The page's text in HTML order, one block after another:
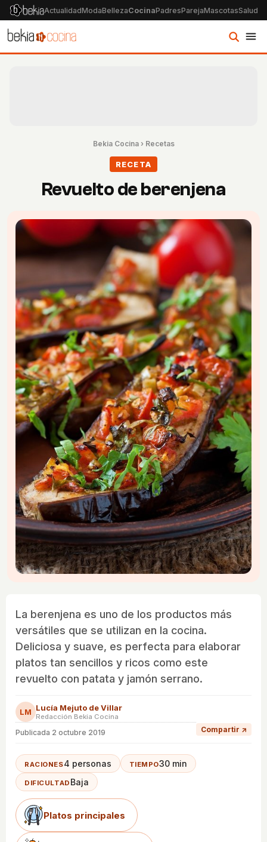
ActualidadModaBellezaCocinaPadresParejaMascotasSalud
Bekia Cocina› Recetas
RECETA
Revuelto de berenjena
La berenjena es uno de los productos más
versátiles que se utilizan en la cocina.
Deliciosa y suave, es perfecta para elaborar
platos tan sencillos y ricos como este
revuelto con patata y jamón serrano.
LM Lucía Mejuto de Villar
Redacción Bekia Cocina
Publicada 2 octubre 2019 Compartir ↗
RACIONES4 personas TIEMPO30 min
DIFICULTAD Baja
Platos principales